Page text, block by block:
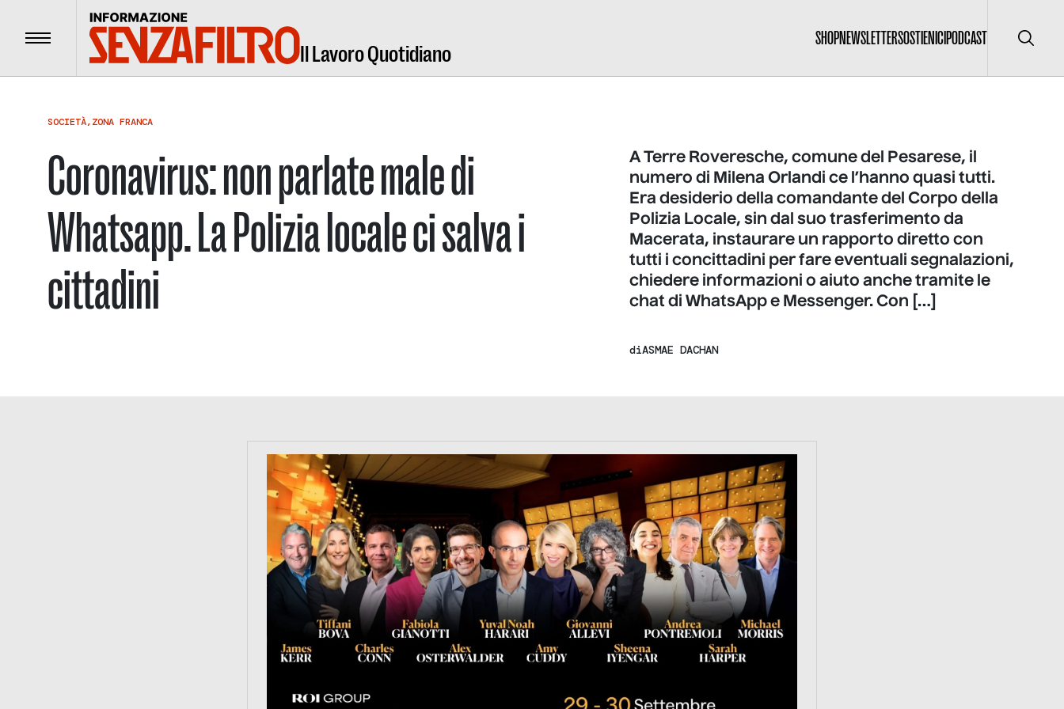
Menu Il Lavoro Quotidiano
SHOPNEWSLETTERSOSTIENICIPODCAST Cerca
SOCIETÀ,ZONA FRANCA
Coronavirus: non parlate male di
Whatsapp. La Polizia locale ci salva i
cittadini
A Terre Roveresche, comune del Pesarese, il
numero di Milena Orlandi ce l’hanno quasi tutti.
Era desiderio della comandante del Corpo della
Polizia Locale, sin dal suo trasferimento da
Macerata, instaurare un rapporto diretto con
tutti i concittadini per fare eventuali segnalazioni,
chiedere informazioni o aiuto anche tramite le
chat di WhatsApp e Messenger. Con […]
diASMAE DACHAN
https://tinyurl.com/363fvfm9